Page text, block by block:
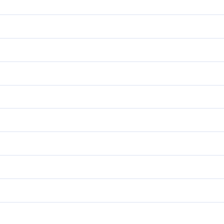
yolu bulan ve onun sayesinde adil davranan bir
var ki gerçeği gösterirler ve onunla adalet ederlerdi.
gösteren ve doğrulukla adalet yapan bir topluluk da
hakka ileten ve hakka uygun, adil hükümler veren bir
ve onunla adalet yapan bir ümmet vardı.
vardır ki (halkı) hakka irşâd ederler, onunla (hükümde)
vardır ki; irşad ederler ve onunla hükmederler.
bir ümmet vardır. Hakk´a hidayet ederler (hidayete
içinde (ötekilere) doğru yolu gösteren ve onun ışığı